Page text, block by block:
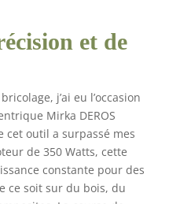
150mm / course
5,0mm /
l'expérience d'un
ponçage sans effort
ponçage devient un
plaisir : design super
léger et ultra plat pour
un ponçage précis et
une grande
maniabilité
et de
j’ai eu l’occasion
Mirka DEROS
cet outil a surpassé mes
de 350 Watts, cette
constante pour des
ce soit sur du bois, du